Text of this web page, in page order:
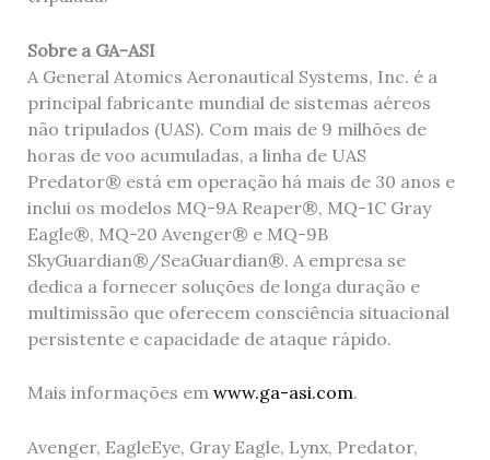
Sobre a GA-ASI
A General Atomics Aeronautical Systems, Inc. é a
principal fabricante mundial de sistemas aéreos
não tripulados (UAS). Com mais de 9 milhões de
horas de voo acumuladas, a linha de UAS
Predator® está em operação há mais de 30 anos e
inclui os modelos MQ-9A Reaper®, MQ-1C Gray
Eagle®, MQ-20 Avenger® e MQ-9B
SkyGuardian®/SeaGuardian®. A empresa se
dedica a fornecer soluções de longa duração e
multimissão que oferecem consciência situacional
persistente e capacidade de ataque rápido.
Mais informações em www.ga-asi.com.
Avenger, EagleEye, Gray Eagle, Lynx, Predator,